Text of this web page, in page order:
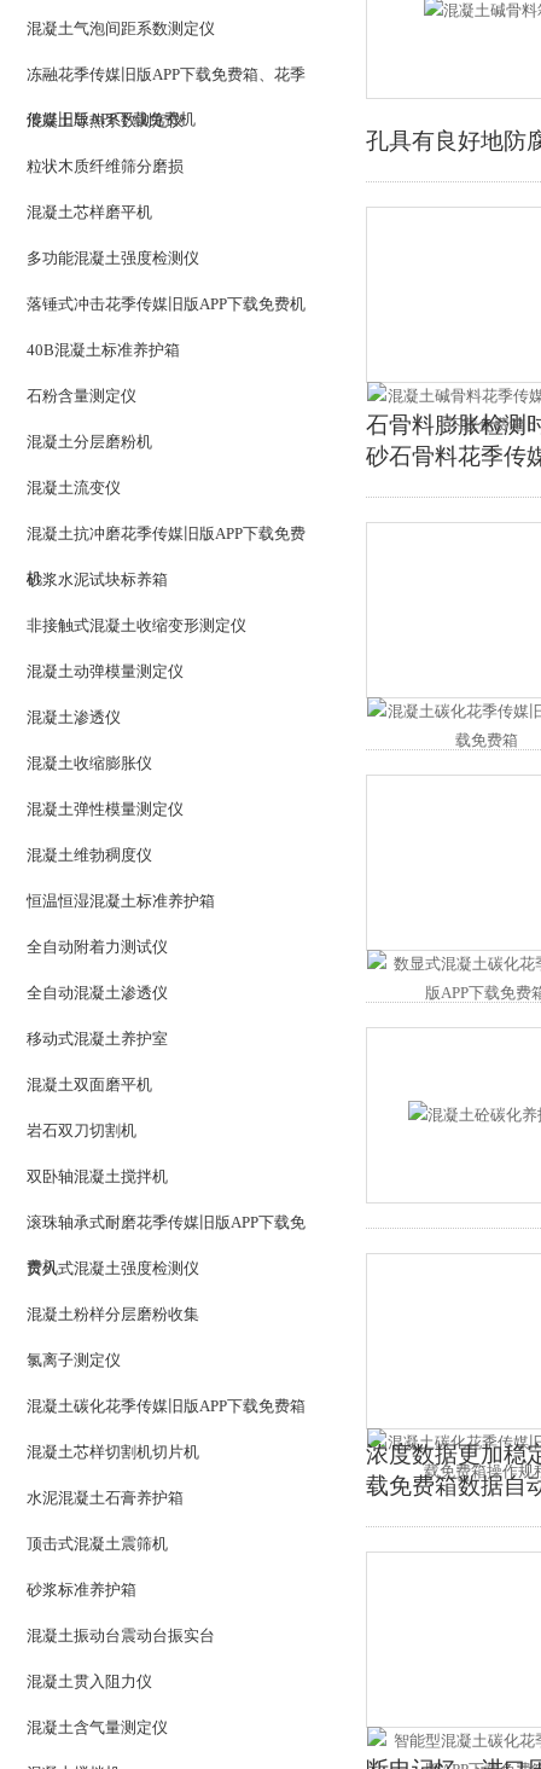
混凝土气泡间距系数测定仪
冻融花季传媒旧版APP下载免费箱、花季
传媒旧版APP下载免费机
混凝土导热系数测定仪
粒状木质纤维筛分磨损
混凝土芯样磨平机
多功能混凝土强度检测仪
落锤式冲击花季传媒旧版APP下载免费机
40B混凝土标准养护箱
石粉含量测定仪
混凝土分层磨粉机
混凝土流变仪
混凝土抗冲磨花季传媒旧版APP下载免费
机
砂浆水泥试块标养箱
非接触式混凝土收缩变形测定仪
混凝土动弹模量测定仪
混凝土渗透仪
混凝土收缩膨胀仪
混凝土弹性模量测定仪
混凝土维勃稠度仪
恒温恒湿混凝土标准养护箱
全自动附着力测试仪
全自动混凝土渗透仪
移动式混凝土养护室
混凝土双面磨平机
岩石双刀切割机
双卧轴混凝土搅拌机
滚珠轴承式耐磨花季传媒旧版APP下载免
费机
贯入式混凝土强度检测仪
混凝土粉样分层磨粉收集
氯离子测定仪
混凝土碳化花季传媒旧版APP下载免费箱
混凝土芯样切割机切片机
水泥混凝土石膏养护箱
顶击式混凝土震筛机
砂浆标准养护箱
混凝土振动台震动台振实台
混凝土贯入阻力仪
混凝土含气量测定仪
孔具有良好地防腐
石骨料膨胀检测时
砂石骨料花季传媒
浓度数据更加稳定
载免费箱数据自动记